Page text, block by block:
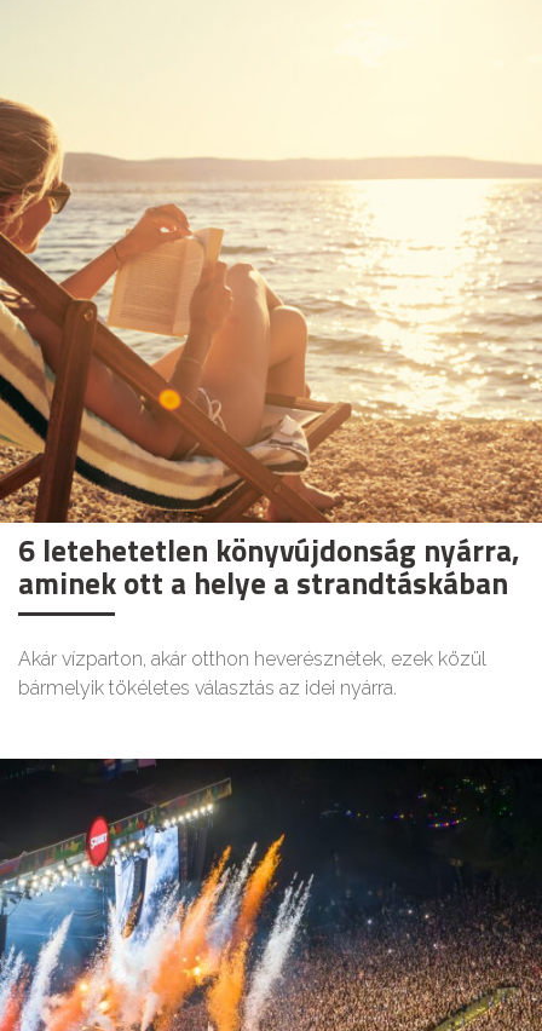
6 letehetetlen könyvújdonság nyárra,
aminek ott a helye a strandtáskában
Akár vízparton, akár otthon heverésznétek, ezek közül
bármelyik tökéletes választás az idei nyárra.